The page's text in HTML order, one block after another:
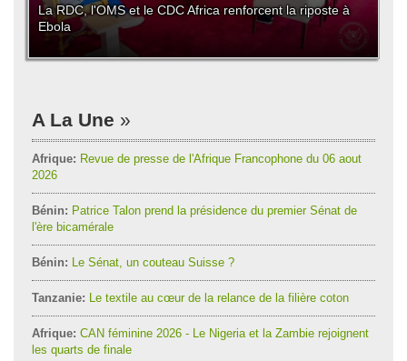
La RDC, l'OMS et le CDC Africa renforcent la riposte à
Ebola
A La Une
Afrique: Revue de presse de l'Afrique Francophone du 06 aout
2026
Bénin: Patrice Talon prend la présidence du premier Sénat de
l'ère bicamérale
Bénin: Le Sénat, un couteau Suisse ?
Tanzanie: Le textile au cœur de la relance de la filière coton
Afrique: CAN féminine 2026 - Le Nigeria et la Zambie rejoignent
les quarts de finale